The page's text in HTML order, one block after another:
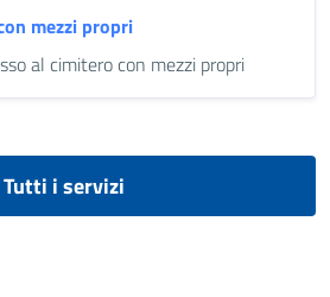
mezzi propri
al cimitero con mezzi propri
Tutti i servizi